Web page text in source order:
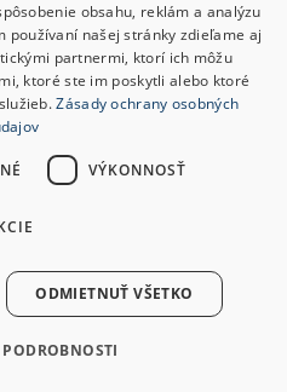
obsahu, reklám a analýzu
používaní našej stránky zdieľame aj
partnermi, ktorí ich môžu
ktoré ste im poskytli alebo ktoré
Zásady ochrany osobných
VÝKONNOSŤ
ODMIETNUŤ VŠETKO